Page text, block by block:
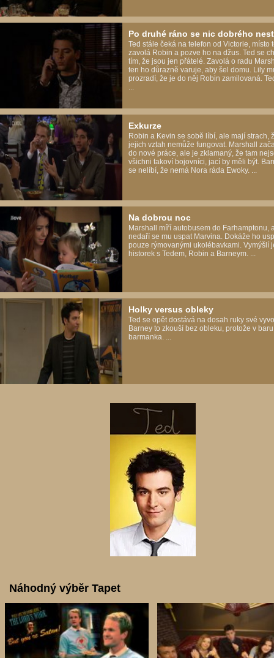
Po druhé ráno se nic dobrého
Ted stále čeká na telefon od Victorie, místo
zavolá Robin a pozve ho na džus. Ted se
tím, že jsou jen přátelé. Zavolá o radu
ten ho důrazně varuje, aby šel domu. Lily
prozradí, že je do něj Robin zamilovaná.
...
Exkurze
Robin a Kevin se sobě líbí, ale mají strach,
jejich vztah nemůže fungovat. Marshall
do nové práce, ale je zklamaný, že tam
všichni takoví bojovníci, jací by měli být.
se nelíbí, že nemá Nora ráda Ewoky. ...
Na dobrou noc
Marshall míří autobusem do Farhamptonu,
nedaří se mu uspat Marvina. Dokáže ho
pouze rýmovanými ukolébavkami. Vymýšlí
historek s Tedem, Robin a Barneym. ...
Holky versus obleky
Ted se opět dostává na dosah ruky své
Barney to zkouší bez obleku, protože v
barmanka. ...
Náhodný výběr Tapet